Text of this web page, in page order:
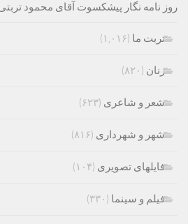
روز نامه نگار پیشکسوت آقای محمود
تربت ما (۱,۰۱۶)
زنان (۸۲۰)
شعر و شاعری (۶۲۳)
شهر و شهرداری (۸۱۶)
فایلهای تصویری (۱۰۴)
فیلم و سینما (۳۳۰)